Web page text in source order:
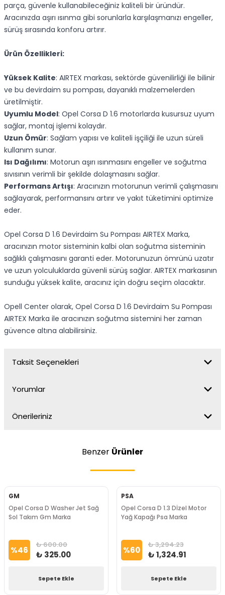
parça, güvenle kullanabileceğiniz kaliteli bir üründür.
Aracınızda aşırı ısınma gibi sorunlarla karşılaşmanızı engeller,
sürüş sırasında konforu artırır.
Ürün Özellikleri:
Yüksek Kalite: AIRTEX markası, sektörde güvenilirliği ile bilinir
ve bu devirdaim su pompası, dayanıklı malzemelerden
üretilmiştir.
Uyumlu Model: Opel Corsa D 1.6 motorlarda kusursuz uyum
sağlar, montaj işlemi kolaydır.
Uzun Ömür: Sağlam yapısı ve kaliteli işçiliği ile uzun süreli
kullanım sunar.
Isı Dağılımı: Motorun aşırı ısınmasını engeller ve soğutma
sıvısının verimli bir şekilde dolaşmasını sağlar.
Performans Artışı: Aracınızın motorunun verimli çalışmasını
sağlayarak, performansını artırır ve yakıt tüketimini optimize
eder.
Opel Corsa D 1.6 Devirdaim Su Pompası AIRTEX Marka,
aracınızın motor sisteminin kalbi olan soğutma sisteminin
sağlıklı çalışmasını garanti eder. Motorunuzun ömrünü uzatır
ve uzun yolculuklarda güvenli sürüş sağlar. AIRTEX markasının
sunduğu yüksek kalite, aracınız için doğru seçim olacaktır.
Opell Center olarak, Opel Corsa D 1.6 Devirdaim Su Pompası
AIRTEX Marka ile aracınızın soğutma sistemini her zaman
güvence altına alabilirsiniz.
Taksit Seçenekleri
Yorumlar
Önerileriniz
Benzer Ürünler
GM
Opel Corsa D Washer Jet Sağ
Sol Takım Gm Marka
%46 ₺ 600.00
₺ 325.00
Sepete Ekle
PSA
Opel Corsa D 1.3 Dİzel Motor
Yağ Kapağı Psa Marka
%60 ₺ 3,294.23
₺ 1,324.91
Sepete Ekle